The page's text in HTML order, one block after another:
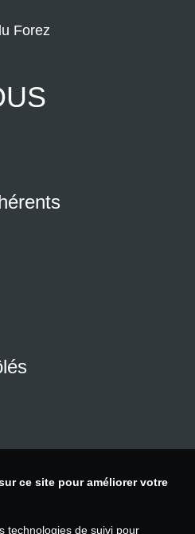
Forez
ce site pour améliorer votre
technologies de suivi pour